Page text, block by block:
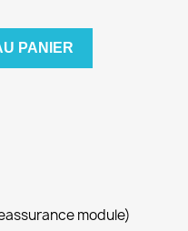
PANIER
module)